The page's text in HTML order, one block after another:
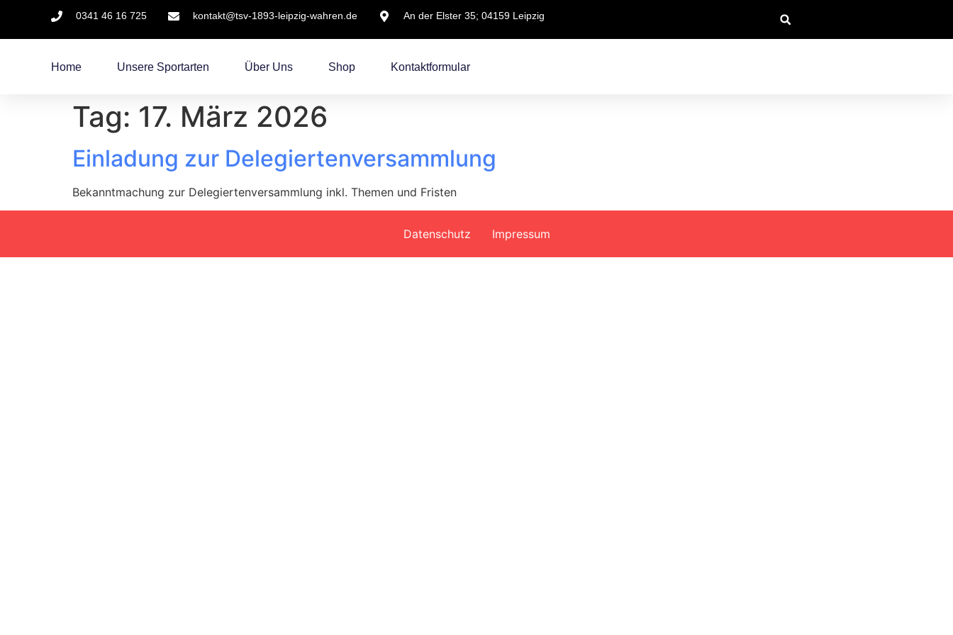
0341 46 16 725 kontakt@tsv-1893-leipzig-wahren.de An der Elster 35; 04159 Leipzig
Home Unsere Sportarten Über Uns Shop Kontaktformular
Tag: 17. März 2026
Einladung zur Delegiertenversammlung
Bekanntmachung zur Delegiertenversammlung inkl. Themen und Fristen
Datenschutz Impressum